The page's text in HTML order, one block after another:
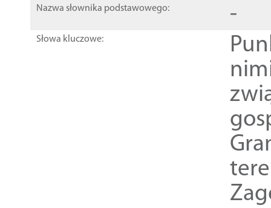
Nazwa słownika podstawowego: -
Słowa kluczowe: